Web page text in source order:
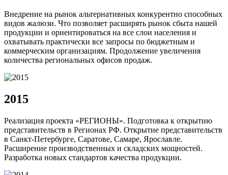
Внедрение на рынок альтернативных конкурентно способных
видов жалюзи. Что позволяет расширять рынок сбыта нашей
продукции и ориентироваться на все слои населения и
охватывать практически все запросы по бюджетным и
коммерческим организациям. Продолжение увеличения
количества региональных офисов продаж.
2015
Реализация проекта «РЕГИОНЫ». Подготовка к открытию
представительств в Регионах РФ. Открытие представительств
в Санкт-Петербурге, Саратове, Самаре, Ярославле.
Расширение производственных и складских мощностей.
Разработка новых стандартов качества продукции.